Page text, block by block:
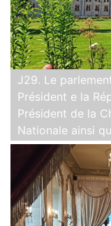
J29. Le
Président e la
Président de la
Nationale ainsi